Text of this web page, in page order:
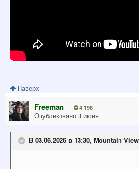
Наверх
Freeman 4 198
Опубликовано 3 июня
В 03.06.2026 в 13:30, Mountain View